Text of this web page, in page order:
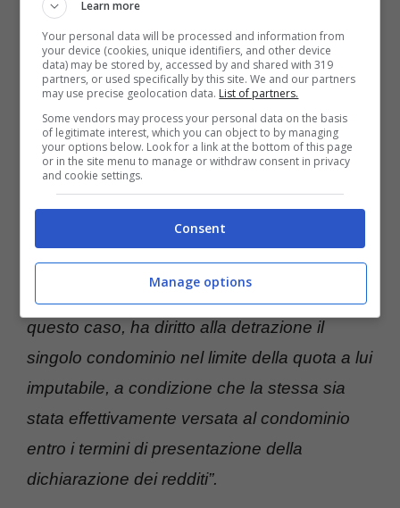
I soldi si possono ottenere in modo semplice per la casa -
Missionerisparmio
L’Agenzia delle Entrate è molto precisa e
specifica:“La detrazione massima è di 1.800
euro per immobile (36% di 5.000). Il bonus
verde spetta anche per le spese sostenute
per interventi eseguiti sulle parti comuni
esterne degli edifici condominiali,
importo massimo complessivo di 5.000
euro
per unità immobiliare a uso abitativo. In
questo caso, ha diritto alla detrazione il
singolo condominio nel limite della quota a lui
imputabile, a condizione che la stessa sia
stata effettivamente versata al condominio
entro i termini di presentazione della
dichiarazione dei redditi”.
Learn more
Your personal data will be processed and information from
your device (cookies, unique identifiers, and other device
data) may be stored by, accessed by and shared with 319
partners, or used specifically by this site. We and our partners
may use precise geolocation data. List of partners.
Some vendors may process your personal data on the basis
of legitimate interest, which you can object to by managing
your options below. Look for a link at the bottom of this page
or in the site menu to manage or withdraw consent in privacy
and cookie settings.
Consent
Manage options